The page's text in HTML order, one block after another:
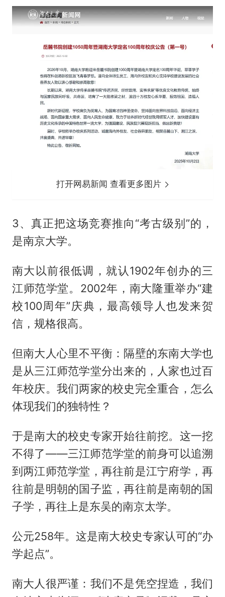
打开网易新闻 查看更多图片
3、真正把这场竞赛推向“考古级别”的，
是南京大学。
南大以前很低调，就认1902年创办的三
江师范学堂。2002年，南大隆重举办“建
校100周年”庆典，最高领导人也发来贺
信，规格很高。
但南大人心里不平衡：隔壁的东南大学也
是从三江师范学堂分出来的，人家也过百
年校庆。我们两家的校史完全重合，怎么
体现我们的独特性？
于是南大的校史专家开始往前挖。这一挖
不得了——三江师范学堂的前身可以追溯
到两江师范学堂，再往前是江宁府学，再
往前是明朝的国子监，再往前是南朝的国
子学，再往上是东吴的南京太学。
公元258年。这是南大校史专家认可的“办
学起点”。
南大人很严谨：我们不是凭空捏造，我们